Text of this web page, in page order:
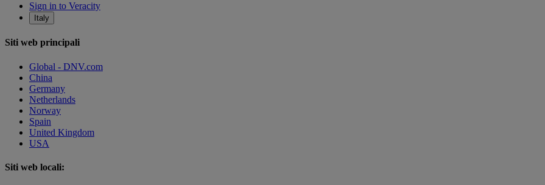
Sign in to Veracity
Italy
Siti web principali
Global - DNV.com
China
Germany
Netherlands
Norway
Spain
United Kingdom
USA
Siti web locali: